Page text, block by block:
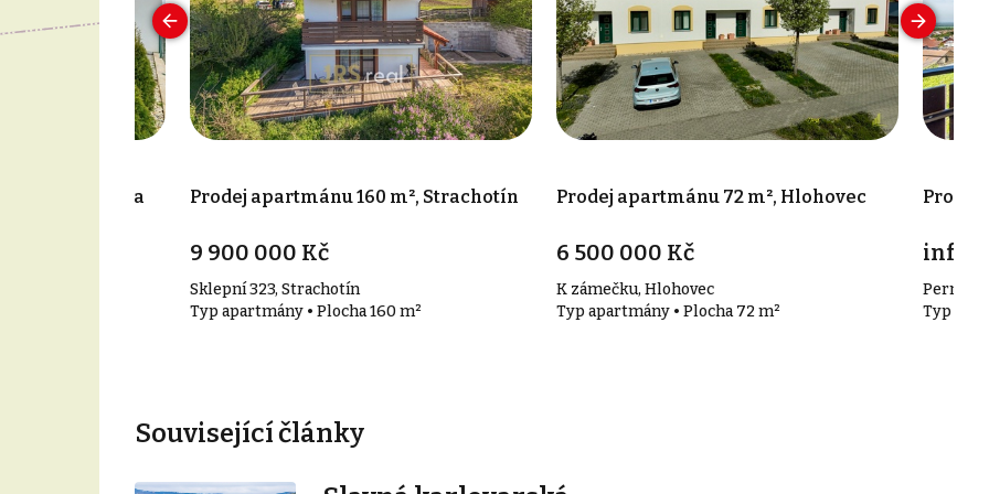
m², Jevišovka
m²
Prodej apartmánu 160 m², Strachotín
9 900 000 Kč
Sklepní 323, Strachotín
Typ apartmány • Plocha 160 m²
Prodej apartmánu 72 m², Hlohovec
6 500 000 Kč
K zámečku, Hlohovec
Typ apartmány • Plocha 72 m²
Prodej
info v
Perná
Typ
Související články